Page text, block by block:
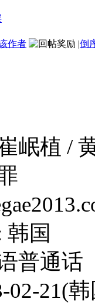
作者 |倒
岷植 /
国
普通话
02-21(